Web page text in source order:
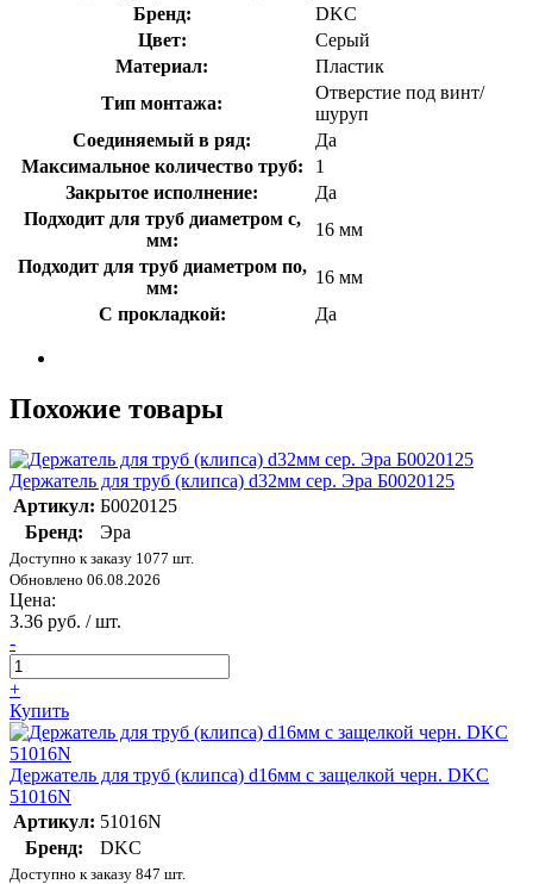
Бренд:
DKC
Цвет:
Серый
Материал:
Пластик
Тип монтажа:
Отверстие под винт/
шуруп
Соединяемый в ряд:
Да
Максимальное количество труб:
1
Закрытое исполнение:
Да
Подходит для труб диаметром с,
мм:
16 мм
Подходит для труб диаметром по,
мм:
16 мм
С прокладкой:
Да
Похожие товары
Держатель для труб (клипса) d32мм сер. Эра Б0020125
Артикул: Б0020125
Бренд:
Эра
Доступно к заказу 1077 шт.
Обновлено 06.08.2026
Цена:
3.36 руб. / шт.
-
+
Купить
Держатель для труб (клипса) d16мм с защелкой черн. DKC
51016N
Артикул: 51016N
Бренд:
DKC
Доступно к заказу 847 шт.